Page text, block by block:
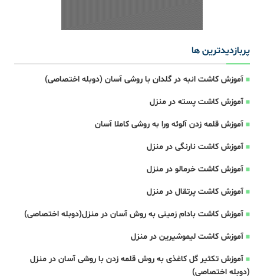
پربازدیدترین ها
آموزش کاشت انبه در گلدان با روشی آسان (دوبله اختصاصی)
آموزش کاشت پسته در منزل
آموزش قلمه زدن آلوئه ورا به روشی کاملا آسان
آموزش کاشت نارنگی در منزل
آموزش کاشت خرمالو در منزل
آموزش کاشت پرتقال در منزل
آموزش کاشت بادام زمینی به روش آسان در منزل(دوبله اختصاصی)
آموزش کاشت لیموشیرین در منزل
آموزش تکثیر گل کاغذی به روش قلمه زدن با روشی آسان در منزل
(دوبله اختصاصی)